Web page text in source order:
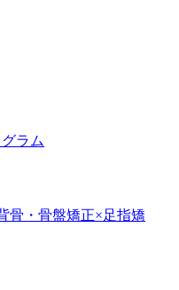
ラム
骨・骨盤矯正×足指矯